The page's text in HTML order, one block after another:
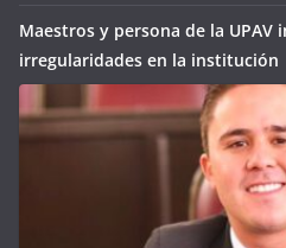
Maestros y persona de la UPAV
irregularidades en la institución